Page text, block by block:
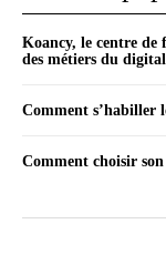
Koancy, le centre de
des métiers du digital
Comment s’habiller
Comment choisir